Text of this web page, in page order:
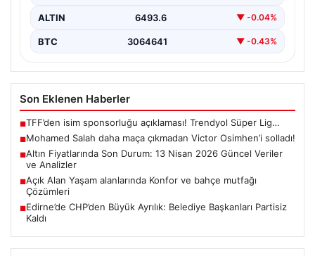
ALTIN 6493.6 ▼ -0.04%
BTC 3064641 ▼ -0.43%
Son Eklenen Haberler
■TFF’den isim sponsorluğu açıklaması! Trendyol Süper Lig…
■Mohamed Salah daha maça çıkmadan Victor Osimhen’i solladı!
■Altın Fiyatlarında Son Durum: 13 Nisan 2026 Güncel Veriler
ve Analizler
■Açık Alan Yaşam alanlarında Konfor ve bahçe mutfağı
Çözümleri
■Edirne’de CHP’den Büyük Ayrılık: Belediye Başkanları Partisiz
Kaldı